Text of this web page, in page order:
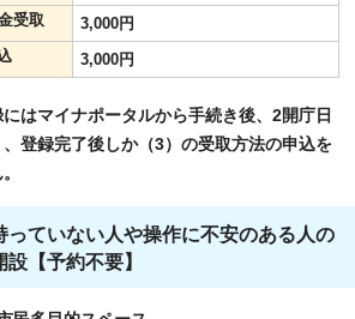
受取
3,000円
3,000円
はマイナポータルから手続き後、2開庁日
登録完了後しか（3）の受取方法の申込を
っていない人や操作に不安のある人の
【予約不要】